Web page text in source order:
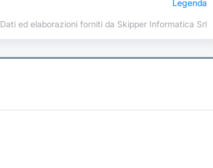
Legenda
Dati ed elaborazioni forniti da Skipper Informatica Srl